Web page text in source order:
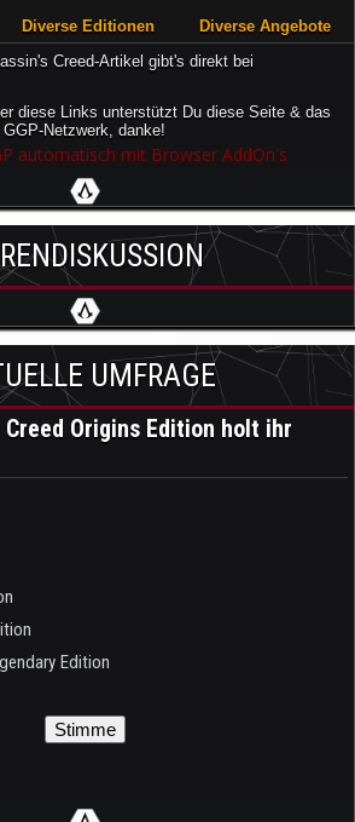
Diverse Editionen
Diverse Angebote
Creed-Artikel gibt's direkt bei
diese Links unterstützt Du diese Seite & das
GGP-Netzwerk, danke!
automatisch mit Browser AddOn's
UMFRAGE
Creed Origins Edition holt ihr
Edition